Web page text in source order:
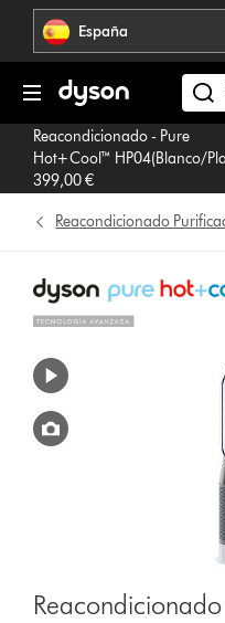
Omitir
navegación España
en
Reacondicionado - Pure
Hot+Cool™ HP04(Blanco/
399,00 €
Reacondicionado